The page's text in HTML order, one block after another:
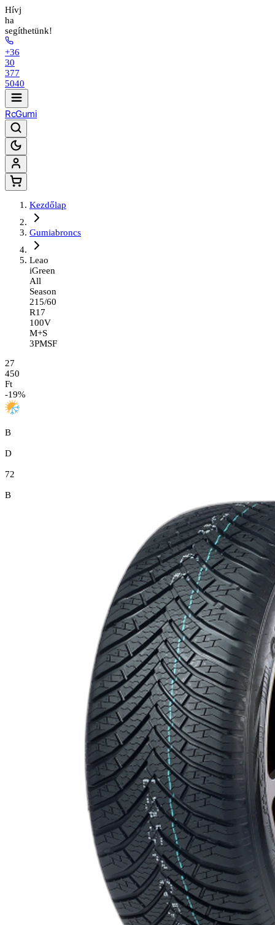
Hívj
ha
segíthetünk!
+36
30
377
5040
RcGumi
Kezdőlap
Gumiabroncs
Leao
iGreen
All
Season
215/60
R17
100V
M+S
3PMSF
27
450
Ft
-19%
B
D
72
B